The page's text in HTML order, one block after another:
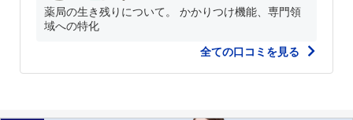
薬局の生き残りについて。 かかりつけ機能、専門領
域への特化
全ての口コミを見る